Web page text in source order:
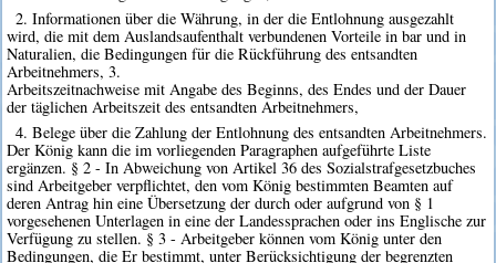
2. Informationen über die Währung, in der die Entlohnung ausgezahlt
wird, die mit dem Auslandsaufenthalt verbundenen Vorteile in bar und in
Naturalien, die Bedingungen für die Rückführung des entsandten
Arbeitnehmers, 3.
Arbeitszeitnachweise mit Angabe des Beginns, des Endes und der Dauer
der täglichen Arbeitszeit des entsandten Arbeitnehmers,
4. Belege über die Zahlung der Entlohnung des entsandten Arbeitnehmers.
Der König kann die im vorliegenden Paragraphen aufgeführte Liste
ergänzen. § 2 - In Abweichung von Artikel 36 des Sozialstrafgesetzbuches
sind Arbeitgeber verpflichtet, den vom König bestimmten Beamten auf
deren Antrag hin eine Übersetzung der durch oder aufgrund von § 1
vorgesehenen Unterlagen in eine der Landessprachen oder ins Englische zur
Verfügung zu stellen. § 3 - Arbeitgeber können vom König unter den
Bedingungen, die Er bestimmt, unter Berücksichtigung der begrenzten